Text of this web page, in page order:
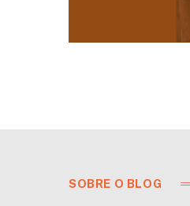
SOBRE O BLOG